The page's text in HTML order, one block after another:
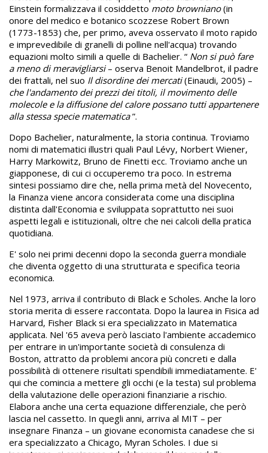
Einstein formalizzava il cosiddetto moto browniano(in
onore del medico e botanico scozzese Robert Brown
(1773-1853) che, per primo, aveva osservato il moto rapido
e imprevedibile di granelli di polline nell'acqua) trovando
equazioni molto simili a quelle di Bachelier. “ Non si può fare
a meno di meravigliarsi– oserva Benoit Mandelbrot, il padre
dei frattali, nel suo Il disordine dei mercati(Einaudi, 2005) –
che l'andamento dei prezzi dei titoli, il movimento delle
molecole e la diffusione del calore possano tutti appartenere
alla stessa specie matematica”.
Dopo Bachelier, naturalmente, la storia continua. Troviamo
nomi di matematici illustri quali Paul Lévy, Norbert Wiener,
Harry Markowitz, Bruno de Finetti ecc. Troviamo anche un
giapponese, di cui ci occuperemo tra poco. In estrema
sintesi possiamo dire che, nella prima metà del Novecento,
la Finanza viene ancora considerata come una disciplina
distinta dall'Economia e sviluppata soprattutto nei suoi
aspetti legali e istituzionali, oltre che nei calcoli della pratica
quotidiana.
E' solo nei primi decenni dopo la seconda guerra mondiale
che diventa oggetto di una strutturata e specifica teoria
economica.
Nel 1973, arriva il contributo di Black e Scholes. Anche la loro
storia merita di essere raccontata. Dopo la laurea in Fisica ad
Harvard, Fisher Black si era specializzato in Matematica
applicata. Nel '65 aveva però lasciato l'ambiente accademico
per entrare in un'importante società di consulenza di
Boston, attratto da problemi ancora più concreti e dalla
possibilità di ottenere risultati spendibili immediatamente. E'
qui che comincia a mettere gli occhi (e la testa) sul problema
della valutazione delle operazioni finanziarie a rischio.
Elabora anche una certa equazione differenziale, che però
lascia nel cassetto. In quegli anni, arriva al MIT – per
insegnare Finanza – un giovane economista canadese che si
era specializzato a Chicago, Myran Scholes. I due si